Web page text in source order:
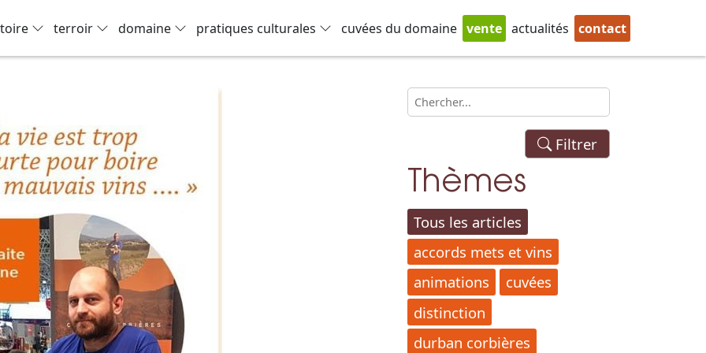
terroir domaine pratiques culturales cuvées du domaine vente actualités contact
Filtrer
Thèmes
Tous les articles
accords mets et vins
animations
cuvées
distinction
durban corbières